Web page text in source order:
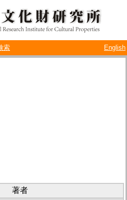
索 English
著者